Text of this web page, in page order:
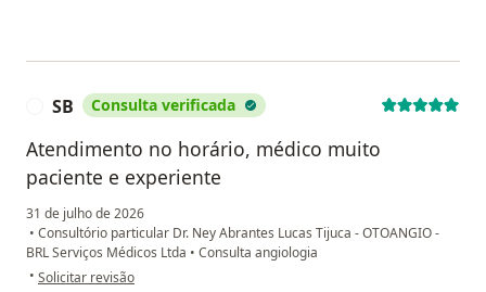
SB Consulta verificada
Atendimento no horário, médico muito
paciente e experiente
31 de julho de 2026
• Consultório particular Dr. Ney Abrantes Lucas Tijuca - OTOANGIO -
BRL Serviços Médicos Ltda • Consulta angiologia
• na opinião do utilizador SB
Solicitar revisão